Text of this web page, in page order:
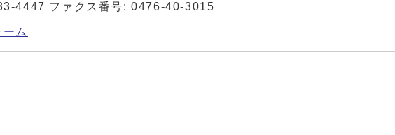
4447 ファクス番号: 0476-40-3015
ム